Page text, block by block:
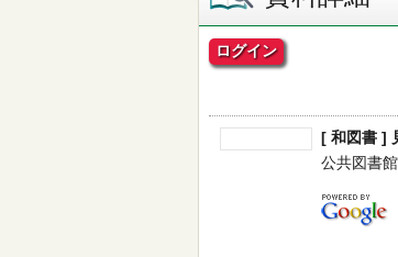
ログイン
[ 和図書 ]
公共図書